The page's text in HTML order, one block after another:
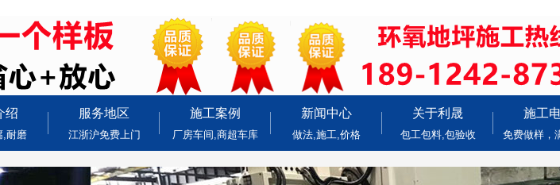
绍
,耐磨
服务地区
江浙沪免费上门
施工案例
厂房车间,商超车库
新闻中心
做法,施工,价格
关于利晟
包工包料,包验收
施工
免费做样，